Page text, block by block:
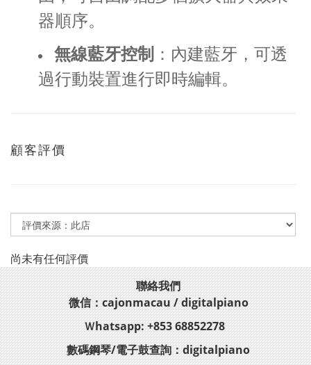
器順序。
無線藍牙控制 ：內建藍牙，可透
過行動裝置進行即時編輯。
顧客評價
尚未有任何評價
聯絡我們
微信：cajonmacau / digitalpiano
Ｗhatsapp: +853 68852278
數碼鋼琴/電子鼓查詢：digitalpiano